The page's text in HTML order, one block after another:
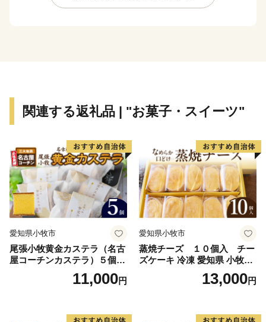
起こしていきます！
関連する返礼品 | "お菓子・スイーツ"
愛知県小牧市
尾張小牧黄金カステラ（名古
屋コーチンカステラ）５個入
名古屋コーチン カステラ ザ
ラメ 常温 愛知県 小牧市 アン
11,000円
愛知県小牧市
蒸焼チーズ １０個入 チー
ズケーキ 冷凍 愛知県 小牧市
アンプチベアやぐま13,000円